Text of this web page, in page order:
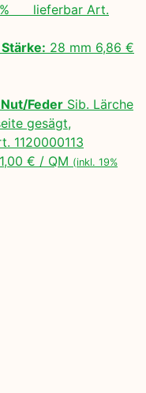
% lieferbar Art.
Stärke: 28 mm 6,86 €
Feder Sib. Lärche
gesägt,
1120000113
€ / QM (inkl. 19%